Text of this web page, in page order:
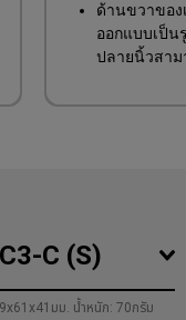
ด้านขวาของ
ออกแบบเป็น
ปลายนิ้วสาม
สะดุด
C (S)
มม. น้ำหนัก: 70กรัม